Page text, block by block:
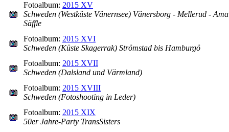
Fotoalbum: 2015 XV
Schweden (Westküste Vänernsee) Vänersborg - Mellerud -
Säffle
Fotoalbum: 2015 XVI
Schweden (Küste Skagerrak) Strömstad bis Hamburgö
Fotoalbum: 2015 XVII
Schweden (Dalsland und Värmland)
Fotoalbum: 2015 XVIII
Schweden (Fotoshooting in Leder)
Fotoalbum: 2015 XIX
50er Jahre-Party TransSisters